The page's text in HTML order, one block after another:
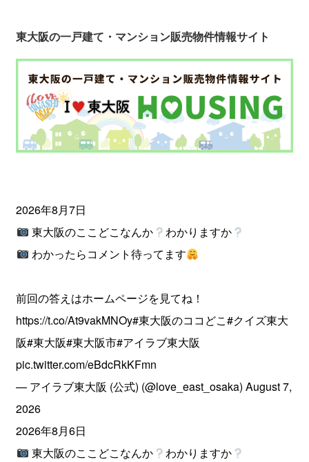
東大阪の一戸建て・マンション販売物件情報サイト
2026年8月7日
東大阪のここどこなんか
わかりますか
わかったらコメント待ってます
前回の答えはホームページを見てね！
https://t.co/At9vakMNOy#東大阪のココどこ#クイズ東大
阪#東大阪#東大阪市#アイラブ東大阪
pic.twitter.com/eBdcRkKFmn
— アイラブ東大阪 (公式) (@love_east_osaka)August 7,
2026
2026年8月6日
東大阪のここどこなんか
わかりますか